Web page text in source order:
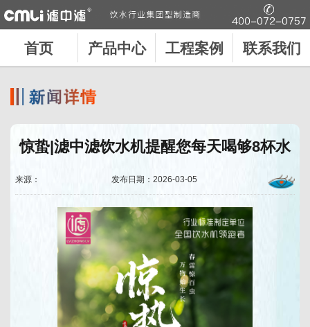
首页 产品中心 工程案例 联系我们
惊蛰|滤中滤饮水机提醒您每天喝够8杯水
来源： 发布日期：2026-03-05